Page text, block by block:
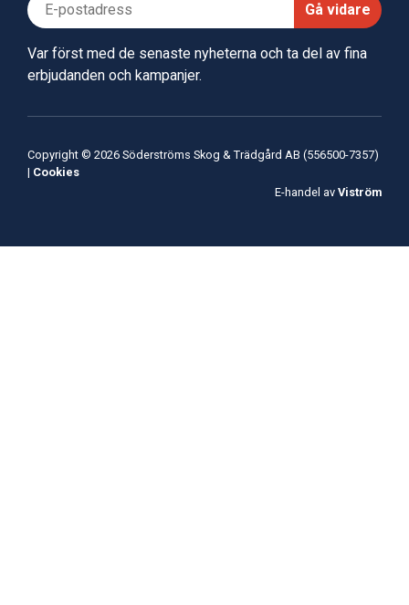
Gå vidare
Var först med de senaste nyheterna och ta del av fina
erbjudanden och kampanjer.
Copyright © 2026 Söderströms Skog & Trädgård AB (556500-7357)
| Cookies
E-handel av Viström